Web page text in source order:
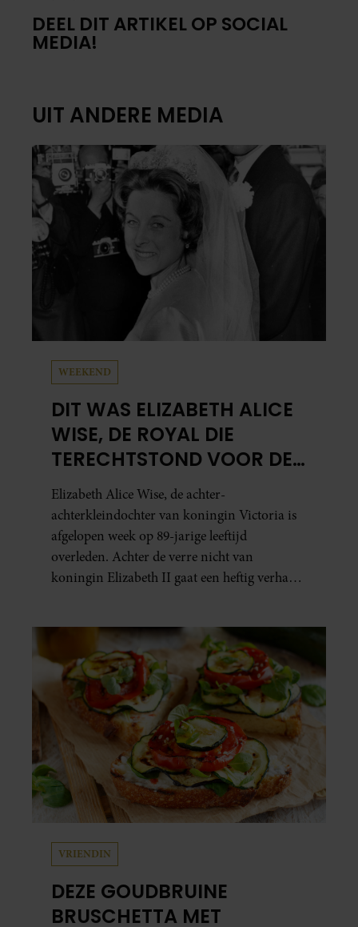
DEEL DIT ARTIKEL OP SOCIAL
MEDIA!
UIT ANDERE MEDIA
WEEKEND
DIT WAS ELIZABETH ALICE
WISE, DE ROYAL DIE
TERECHTSTOND VOOR DE
DOOD VAN HAAR BABY
Elizabeth Alice Wise, de achter-
achterkleindochter van koningin Victoria is
afgelopen week op 89-jarige leeftijd
overleden. Achter de verre nicht van
koningin Elizabeth II gaat een heftig verhaal
VRIENDIN
DEZE GOUDBRUINE
BRUSCHETTA MET